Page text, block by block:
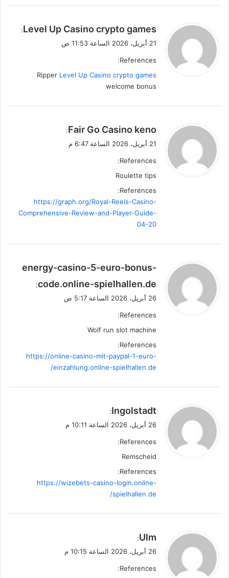
ي
ل
Level Up Casino crypto games
:
21 أبريل، 2026 الساعة 11:53 ص
References:
Ripper Level Up Casino crypto games
welcome bonus
ي
ل
Fair Go Casino keno
:
21 أبريل، 2026 الساعة 6:47 م
References:
Roulette tips
References:
https://graph.org/Royal-Reels-Casino-
Comprehensive-Review-and-Player-Guide-
04-20
و
ل
energy-casino-5-euro-bonus-
code.online-spielhallen.de
:
26 أبريل، 2026 الساعة 5:17 ص
References:
Wolf run slot machine
References:
https://online-casino-mit-paypal-1-euro-
einzahlung.online-spielhallen.de/
ي
ل
Ingolstadt
:
26 أبريل، 2026 الساعة 10:11 م
References:
Remscheid
References:
https://wizebets-casino-login.online-
spielhallen.de/
ي
ل
Ulm
:
26 أبريل، 2026 الساعة 10:15 م
References: